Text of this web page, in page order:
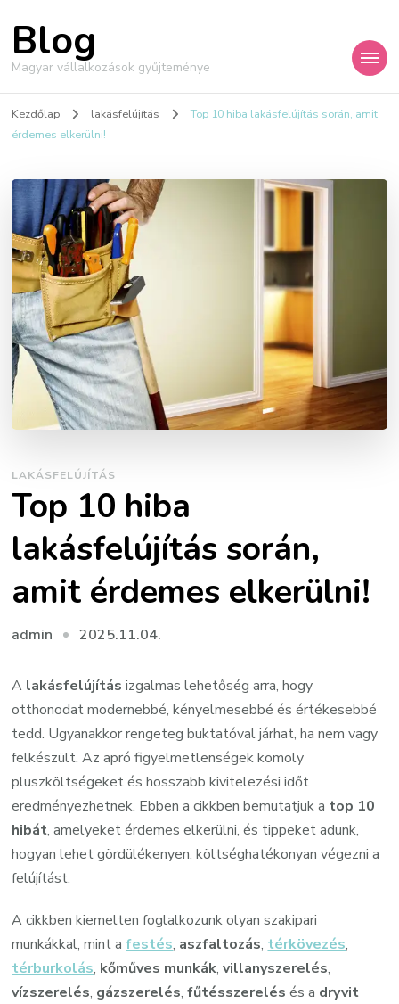
Blog
Magyar vállalkozások gyűjteménye
Kezdőlap lakásfelújítás
Top 10 hiba lakásfelújítás során, amit
érdemes elkerülni!
LAKÁSFELÚJÍTÁS
Top 10 hiba
lakásfelújítás során,
amit érdemes elkerülni!
admin 2025.11.04.
A lakásfelújítás izgalmas lehetőség arra, hogy
otthonodat modernebbé, kényelmesebbé és értékesebbé
tedd. Ugyanakkor rengeteg buktatóval járhat, ha nem vagy
felkészült. Az apró figyelmetlenségek komoly
pluszköltségeket és hosszabb kivitelezési időt
eredményezhetnek. Ebben a cikkben bemutatjuk a top 10
hibát, amelyeket érdemes elkerülni, és tippeket adunk,
hogyan lehet gördülékenyen, költséghatékonyan végezni a
felújítást.
A cikkben kiemelten foglalkozunk olyan szakipari
munkákkal, mint afestés, aszfaltozás, térkövezés,
térburkolás, kőműves munkák,villanyszerelés,
vízszerelés, gázszerelés,fűtésszerelés és a dryvit